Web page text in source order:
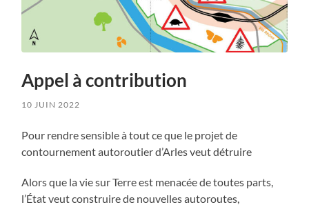
Appel à contribution
10 JUIN 2022
Pour rendre sensible à tout ce que le projet de
contournement autoroutier d’Arles veut détruire
Alors que la vie sur Terre est menacée de toutes parts,
l’État veut construire de nouvelles autoroutes,